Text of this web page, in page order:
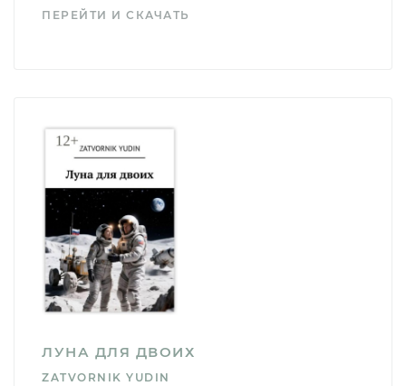
ПЕРЕЙТИ И СКАЧАТЬ
ЛУНА ДЛЯ ДВОИХ
ZATVORNIK YUDIN